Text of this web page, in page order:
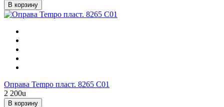
В корзину
Оправа Tempo пласт. 8265 С01
2 200u
В корзину